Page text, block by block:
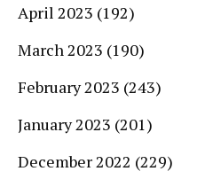
April 2023 (192)
March 2023 (190)
February 2023 (243)
January 2023 (201)
December 2022 (229)